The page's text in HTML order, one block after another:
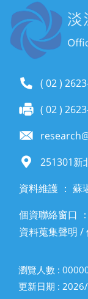
( 02 )
( 02 )
251301新
資料維護 ： 蘇
個資聯絡窗
資料蒐集聲明 /
瀏覽人數 :
更新日期 :